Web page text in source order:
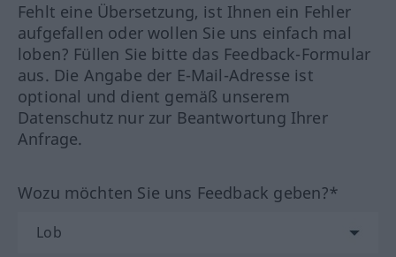
Fehlt eine Übersetzung, ist Ihnen ein Fehler
aufgefallen oder wollen Sie uns einfach mal
loben? Füllen Sie bitte das Feedback-Formular
aus. Die Angabe der E-Mail-Adresse ist
optional und dient gemäß unserem
Datenschutz nur zur Beantwortung Ihrer
Anfrage.
Wozu möchten Sie uns Feedback geben?*